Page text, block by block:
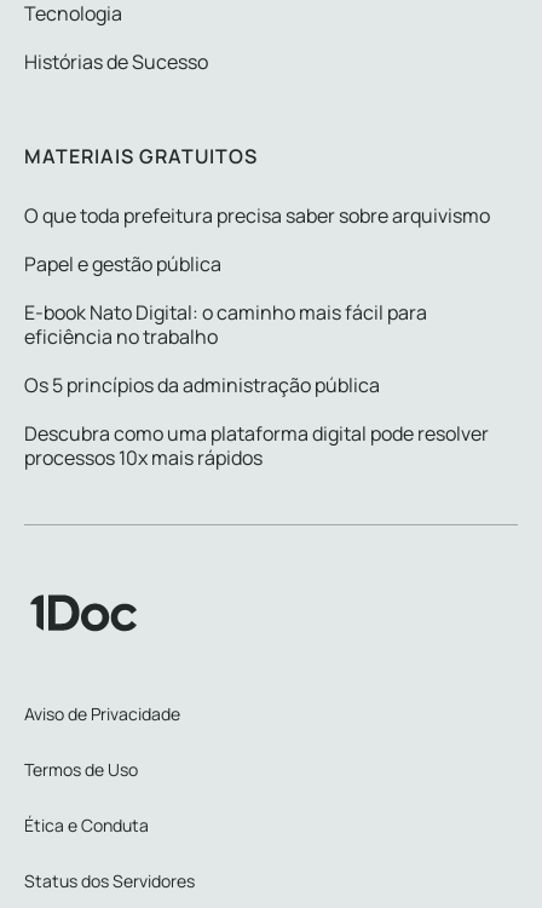
Tecnologia
Histórias de Sucesso
MATERIAIS GRATUITOS
O que toda prefeitura precisa saber sobre arquivismo
Papel e gestão pública
E-book Nato Digital: o caminho mais fácil para
eficiência no trabalho
Os 5 princípios da administração pública
Descubra como uma plataforma digital pode resolver
processos 10x mais rápidos
Aviso de Privacidade
Termos de Uso
Ética e Conduta
Status dos Servidores